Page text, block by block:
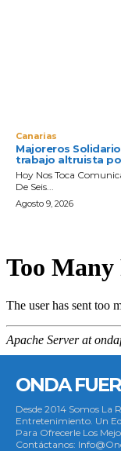
Canarias
Majoreros
trabajo altruista
Hoy Nos Toca
De Seis...
Agosto 9, 2026
ONDA
Desde 2014 Somos La
Entretenimiento. Un
Para Ofrecerle Los
Contáctanos: